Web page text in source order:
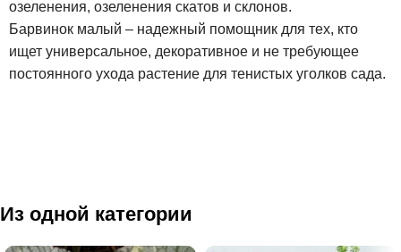
озеленения, озеленения скатов и склонов.
Барвинок малый – надежный помощник для тех, кто
ищет универсальное, декоративное и не требующее
постоянного ухода растение для тенистых уголков сада.
Из одной категории